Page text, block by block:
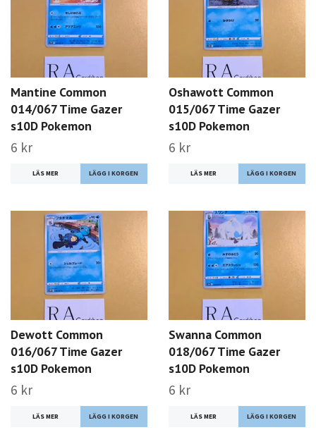
Mantine Common
014/067 Time Gazer
s10D Pokemon
6 kr
LÄS MER
Oshawott Common
015/067 Time Gazer
s10D Pokemon
6 kr
LÄS MER
Dewott Common
016/067 Time Gazer
s10D Pokemon
6 kr
LÄS MER
Swanna Common
018/067 Time Gazer
s10D Pokemon
6 kr
LÄS MER